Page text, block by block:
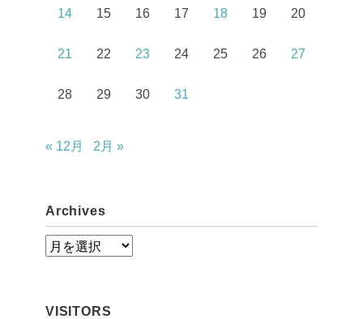
14 15 16 17 18 19 20
21 22 23 24 25 26 27
28 29 30 31
« 12月 2月 »
Archives
A
VISITORS